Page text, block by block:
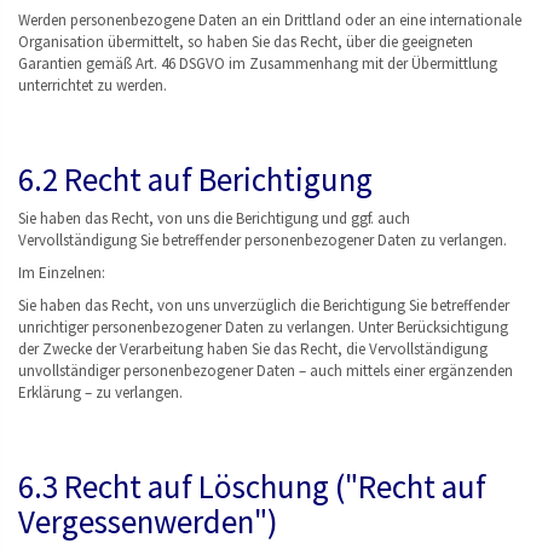
Werden personenbezogene Daten an ein Drittland oder an eine internationale
Organisation übermittelt, so haben Sie das Recht, über die geeigneten
Garantien gemäß Art. 46 DSGVO im Zusammenhang mit der Übermittlung
unterrichtet zu werden.
6.2 Recht auf Berichtigung
Sie haben das Recht, von uns die Berichtigung und ggf. auch
Vervollständigung Sie betreffender personenbezogener Daten zu verlangen.
Im Einzelnen:
Sie haben das Recht, von uns unverzüglich die Berichtigung Sie betreffender
unrichtiger personenbezogener Daten zu verlangen. Unter Berücksichtigung
der Zwecke der Verarbeitung haben Sie das Recht, die Vervollständigung
unvollständiger personenbezogener Daten – auch mittels einer ergänzenden
Erklärung – zu verlangen.
6.3 Recht auf Löschung ("Recht auf
Vergessenwerden")